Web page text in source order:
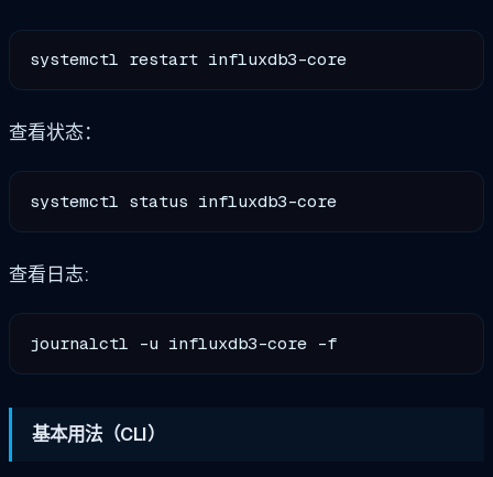
查看状态：
查看日志:
基本用法（CLI）